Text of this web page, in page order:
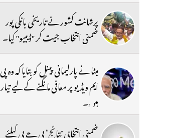
پرشانت کشور نے تاریخی بانکی پور
ضمنی انتخاب جیت کر ''ڈیبیو'' کیا۔
میٹا نے پارلیمانی پینل کو بتایا کہ وہ پی
ایم ویڈیو پر معافی مانگنے کے لیے تیار
ہیں۔
ضمنی انتخابی نتائج‘ بی جے پی کیلئے